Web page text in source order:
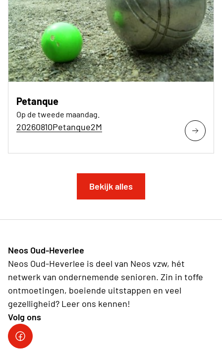
Petanque
Op de tweede maandag.
20260810Petanque2M
Bekijk alles
Neos Oud-Heverlee
Neos Oud-Heverlee is deel van Neos vzw, hét
netwerk van ondernemende senioren. Zin in toffe
ontmoetingen, boeiende uitstappen en veel
gezelligheid? Leer ons kennen!
Volg ons
Facebook